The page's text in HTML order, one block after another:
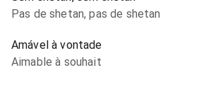
Pas de shetan, pas de shetan
Amável à vontade
Aimable à souhait